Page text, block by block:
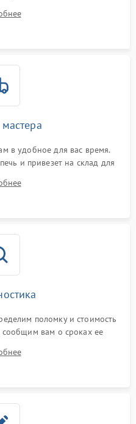
в удобное для вас время.
и привезет на склад для
поломку и стоимость
сообщим вам о сроках ее